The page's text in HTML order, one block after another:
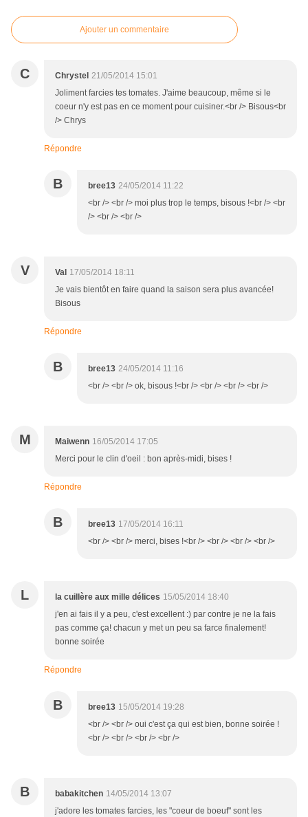
Ajouter un commentaire
C Chrystel 21/05/2014 15:01
Joliment farcies tes tomates. J'aime beaucoup, même si le
coeur n'y est pas en ce moment pour cuisiner.<br /> Bisous<br
/> Chrys
Répondre
B bree13 24/05/2014 11:22
<br /> <br /> moi plus trop le temps, bisous !<br /> <br
/> <br /> <br />
V Val 17/05/2014 18:11
Je vais bientôt en faire quand la saison sera plus avancée!
Bisous
Répondre
B bree13 24/05/2014 11:16
<br /> <br /> ok, bisous !<br /> <br /> <br /> <br />
M Maiwenn 16/05/2014 17:05
Merci pour le clin d'oeil : bon après-midi, bises !
Répondre
B bree13 17/05/2014 16:11
<br /> <br /> merci, bises !<br /> <br /> <br /> <br />
L la cuillère aux mille délices 15/05/2014 18:40
j'en ai fais il y a peu, c'est excellent :) par contre je ne la fais
pas comme ça! chacun y met un peu sa farce finalement!
bonne soirée
Répondre
B bree13 15/05/2014 19:28
<br /> <br /> oui c'est ça qui est bien, bonne soirée !
<br /> <br /> <br /> <br />
B babakitchen 14/05/2014 13:07
j'adore les tomates farcies, les "coeur de boeuf" sont les